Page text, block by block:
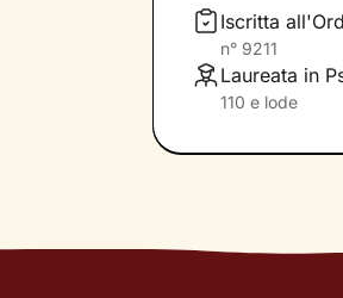
Infine
ciò che senti e
prefiggi.
Iscritta
n° 9211
Laureata in
110 e lode